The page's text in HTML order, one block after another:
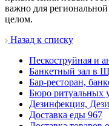
важно для
целом.
Назад к списку
Пескоструйная и
Банкетный зал в
Бар-ресторан,
Бюро ритуальных
Дезинфекция,
Доставка еды 967